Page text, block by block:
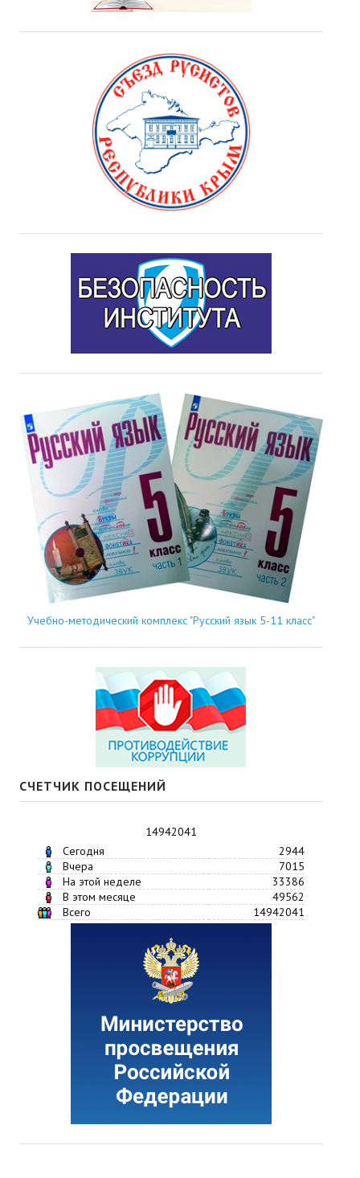
Учебно-методический комплекс "Русский язык 5-11 класс"
СЧЕТЧИК ПОСЕЩЕНИЙ
14942041
Сегодня
2944
Вчера
7015
На этой неделе
33386
В этом месяце
49562
Всего
14942041